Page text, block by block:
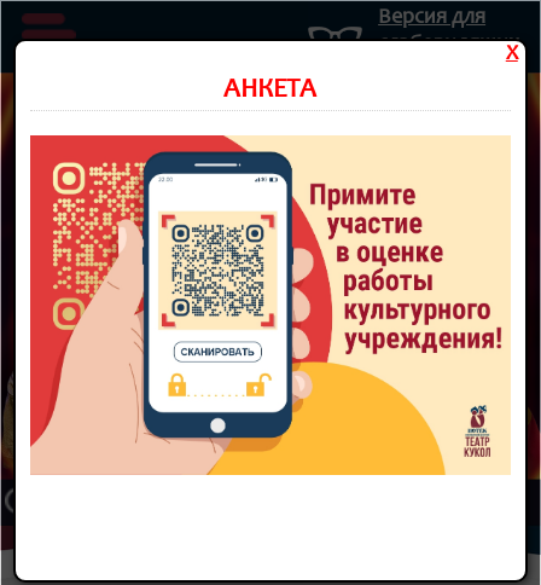
Версия для
слабовидящих
Министерство культуры Новосибирской области
НОВОСИБИРСКИЙ ОБЛАСТНОЙ
ТЕАТР КУКОЛ
8 800 300-49-10
93 театральный сезон
X
АНКЕТА